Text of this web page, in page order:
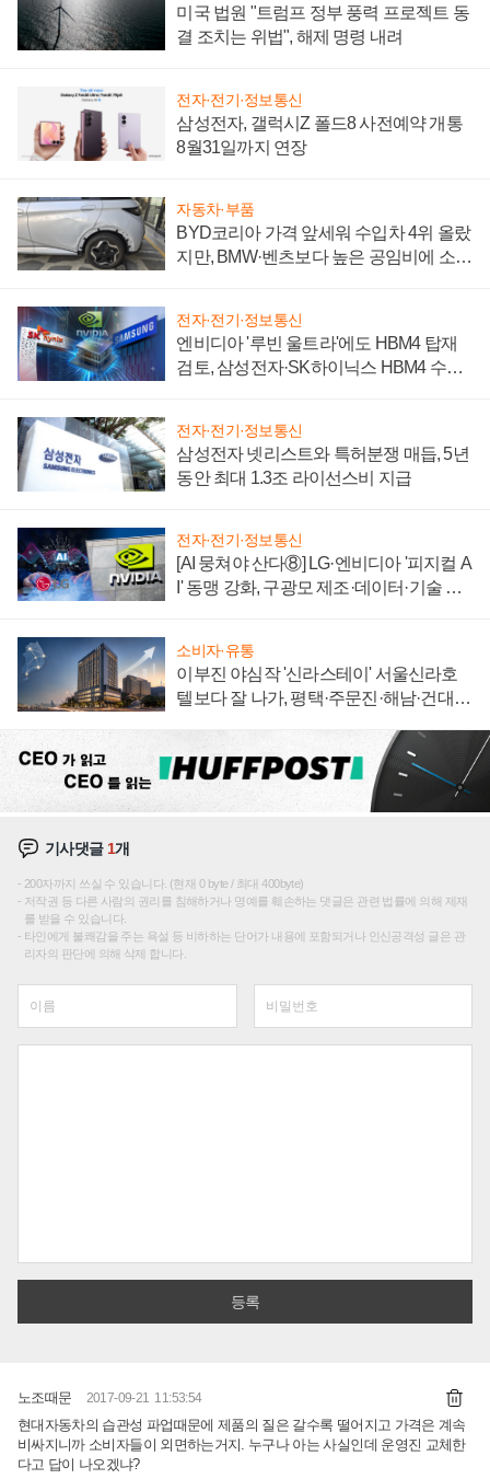
미국 법원 "트럼프 정부 풍력 프로젝트 동
결 조치는 위법", 해제 명령 내려
전자·전기·정보통신
삼성전자, 갤럭시Z 폴드8 사전예약 개통
8월31일까지 연장
자동차·부품
BYD코리아 가격 앞세워 수입차 4위 올랐
지만, BMW·벤츠보다 높은 공임비에 소비
전자·전기·정보통신
엔비디아 '루빈 울트라'에도 HBM4 탑재
검토, 삼성전자·SK하이닉스 HBM4 수율
전자·전기·정보통신
삼성전자 넷리스트와 특허분쟁 매듭, 5년
동안 최대 1.3조 라이선스비 지급
전자·전기·정보통신
[AI 뭉쳐야 산다⑧] LG·엔비디아 '피지컬 A
I' 동맹 강화, 구광모 제조·데이터·기술 결
소비자·유통
이부진 야심작 '신라스테이' 서울신라호
텔보다 잘 나가, 평택·주문진·해남·건대로
기사댓글 1개
200자까지 쓰실 수 있습니다. (현재 0 byte / 최대 400byte)
저작권 등 다른 사람의 권리를 침해하거나 명예를 훼손하는 댓글은 관련 법률에 의해 제재
를 받을 수 있습니다.
타인에게 불쾌감을 주는 욕설 등 비하하는 단어가 내용에 포함되거나 인신공격성 글은 관
리자의 판단에 의해 삭제 합니다.
노조때문 2017-09-21 11:53:54
현대자동차의 습관성 파업때문에 제품의 질은 갈수록 떨어지고 가격은 계속
비싸지니까 소비자들이 외면하는거지. 누구나 아는 사실인데 운영진 교체한
다고 답이 나오겠냐?